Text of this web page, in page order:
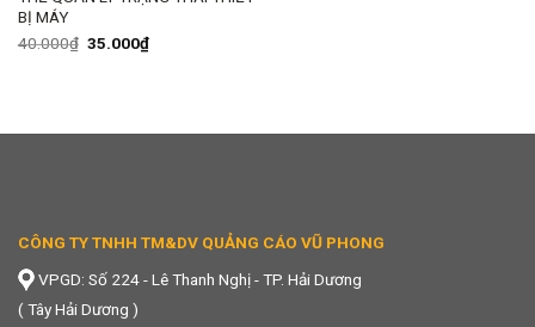
BỊ MÁY
40.000₫ Giá
35.000₫Giá
hiện
CÔNG TY TNHH TM&DV QUẢNG CÁO VŨ PHONG
VPGD: Số 224 - Lê Thanh Nghị - TP. Hải Dương
( Tây Hải Dương )